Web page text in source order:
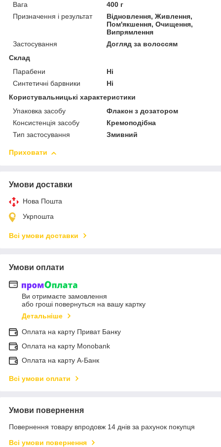
Вага
400 г
Призначення і результат
Відновлення, Живлення,
Пом'якшення, Очищення,
Випрямлення
Застосування
Догляд за волоссям
Склад
Парабени
Ні
Синтетичні барвники
Ні
Користувальницькі характеристики
Упаковка засобу
Флакон з дозатором
Консистенція засобу
Кремоподібна
Тип застосування
Змивний
Приховати
Умови доставки
Нова Пошта
Укрпошта
Всі умови доставки
Умови оплати
Ви отримаєте замовлення
або гроші повернуться на вашу картку
Детальніше
Оплата на карту Приват Банку
Оплата на карту Monobank
Оплата на карту А-Банк
Всі умови оплати
Умови повернення
Повернення товару впродовж 14 днів за рахунок покупця
Всі умови повернення